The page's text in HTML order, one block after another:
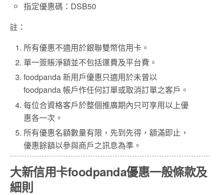
指定優惠碼：DSB50
註：
所有優惠不適用於銀聯雙幣信用卡。
單一簽賬淨額並不包括運費及平台費。
foodpanda 新用戶優惠只適用於未曾以
foodpanda 帳戶作任何訂單或取消訂單之客戶。
每位合資格客戶於整個推廣期內只可享用以上優
惠各一次。
所有優惠名額數量有限，先到先得，額滿即止，
優惠餘額以參與商戶之訊息為準。
大新信用卡foodpanda優惠一般條款及
細則